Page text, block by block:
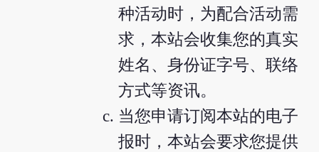
种活动时，为配合活动需
求，本站会收集您的真实
姓名、身份证字号、联络
方式等资讯。
当您申请订阅本站的电子
报时，本站会要求您提供